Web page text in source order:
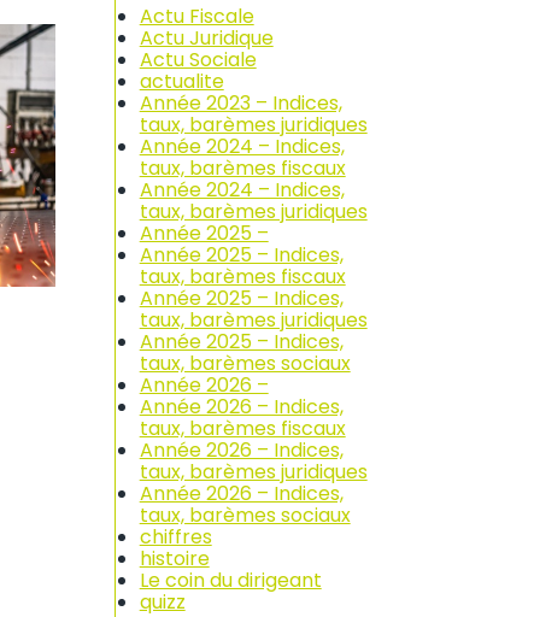
Actu Fiscale
Actu Juridique
Actu Sociale
actualite
Année 2023 – Indices,
taux, barèmes juridiques
Année 2024 – Indices,
taux, barèmes fiscaux
Année 2024 – Indices,
taux, barèmes juridiques
Année 2025 –
Année 2025 – Indices,
taux, barèmes fiscaux
Année 2025 – Indices,
taux, barèmes juridiques
Année 2025 – Indices,
taux, barèmes sociaux
Année 2026 –
Année 2026 – Indices,
taux, barèmes fiscaux
Année 2026 – Indices,
taux, barèmes juridiques
Année 2026 – Indices,
taux, barèmes sociaux
chiffres
histoire
Le coin du dirigeant
quizz